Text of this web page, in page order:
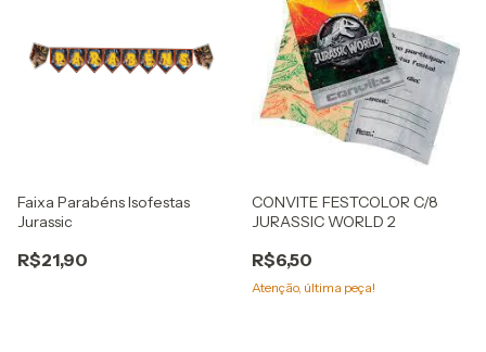
Faixa Parabéns Isofestas
Jurassic
R$21,90
CONVITE FESTCOLOR C/8
JURASSIC WORLD 2
R$6,50
Atenção, última peça!